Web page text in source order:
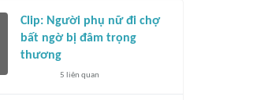
Clip: Người phụ nữ đi chợ
bất ngờ bị đâm trọng
thương
5 liên quan